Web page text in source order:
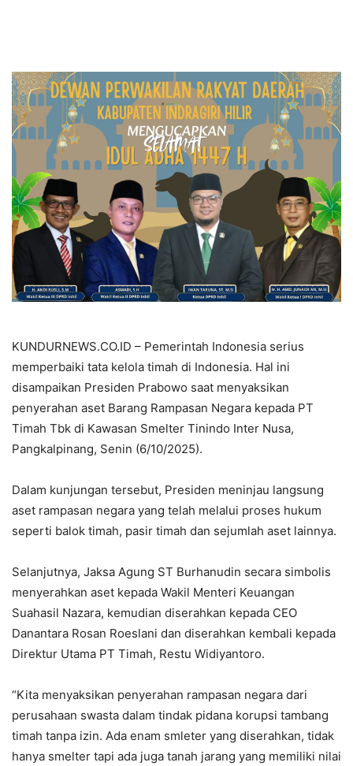
KUNDURNEWS.CO.ID – Pemerintah Indonesia serius
memperbaiki tata kelola timah di Indonesia. Hal ini
disampaikan Presiden Prabowo saat menyaksikan
penyerahan aset Barang Rampasan Negara kepada PT
Timah Tbk di Kawasan Smelter Tinindo Inter Nusa,
Pangkalpinang, Senin (6/10/2025).
Dalam kunjungan tersebut, Presiden meninjau langsung
aset rampasan negara yang telah melalui proses hukum
seperti balok timah, pasir timah dan sejumlah aset lainnya.
Selanjutnya, Jaksa Agung ST Burhanudin secara simbolis
menyerahkan aset kepada Wakil Menteri Keuangan
Suahasil Nazara, kemudian diserahkan kepada CEO
Danantara Rosan Roeslani dan diserahkan kembali kepada
Direktur Utama PT Timah, Restu Widiyantoro.
“Kita menyaksikan penyerahan rampasan negara dari
perusahaan swasta dalam tindak pidana korupsi tambang
timah tanpa izin. Ada enam smleter yang diserahkan, tidak
hanya smelter tapi ada juga tanah jarang yang memiliki nilai